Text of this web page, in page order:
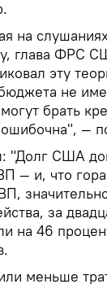
на
глава ФРС
эту
не
брать
—
"Долг США
— и, что
за
на 46
меньше